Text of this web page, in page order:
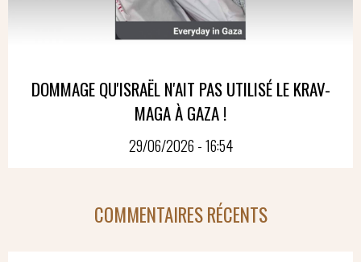
DOMMAGE QU'ISRAËL N'AIT PAS UTILISÉ LE KRAV-
MAGA À GAZA !
29/06/2026 - 16:54
COMMENTAIRES RÉCENTS